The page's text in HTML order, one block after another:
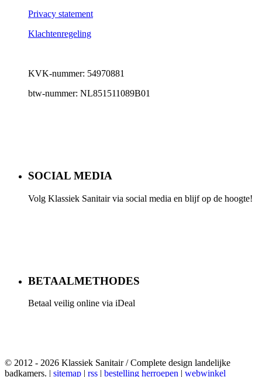
Privacy statement
Klachtenregeling
KVK-nummer: 54970881
btw-nummer: NL851511089B01
SOCIAL MEDIA
Volg Klassiek Sanitair via social media en blijf op de hoogte!
BETAALMETHODES
Betaal veilig online via iDeal
© 2012 - 2026 Klassiek Sanitair / Complete design landelijke
badkamers. | sitemap | rss | bestelling herroepen | webwinkel